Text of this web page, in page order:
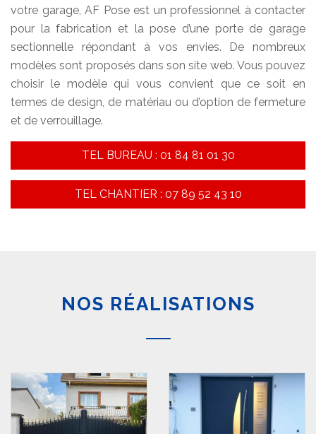
votre garage, AF Pose est un professionnel à contacter
pour la fabrication et la pose d’une porte de garage
sectionnelle répondant à vos envies. De nombreux
modèles sont proposés dans son site web. Vous pouvez
choisir le modèle qui vous convient que ce soit en
termes de design, de matériau ou d’option de fermeture
et de verrouillage.
TEL BUREAU : 01 84 81 01 30
TEL CHANTIER : 07 89 52 43 10
NOS RÉALISATIONS